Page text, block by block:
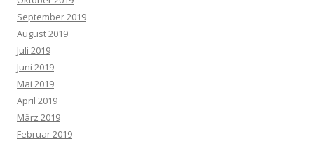
September 2019
August 2019
Juli 2019
Juni 2019
Mai 2019
April 2019
März 2019
Februar 2019